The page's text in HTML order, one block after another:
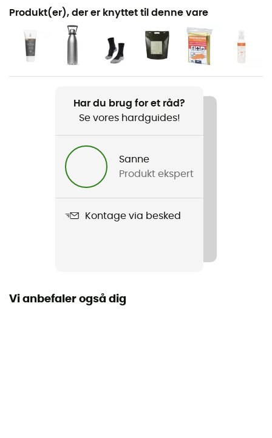
Anbefales til
Vandreture / Trekking / Rejse
Produkt
Gérardmer.Le Hohneck.La Bresse
Produkt(er), der er knyttet til denne vare
Har du brug for et råd?
Se vores hardguides!
Sanne
Produkt ekspert
Kontage via besked
Vi anbefaler også dig